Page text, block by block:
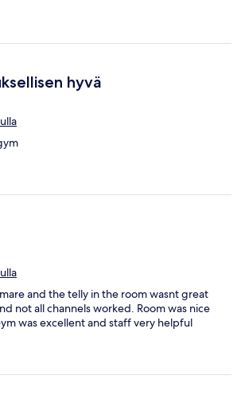
hyvä
and the telly in the room wasnt great
not all channels worked. Room was nice
was excellent and staff very helpful